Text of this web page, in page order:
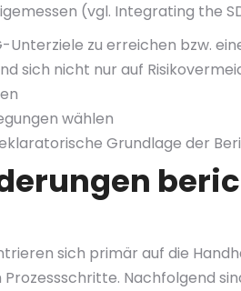
(vgl. Integrating the
Unterziele zu erreichen bzw.
sich nicht nur auf
wählen
Grundlage der
sich primär auf die
Nachfolgend